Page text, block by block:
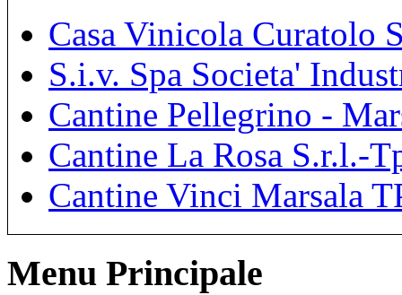
Casa Vinicola Curatolo
S.i.v. Spa Societa'
Cantine Pellegrino -
Cantine La Rosa S.r.l.-
Cantine Vinci Marsala
Menu Principale